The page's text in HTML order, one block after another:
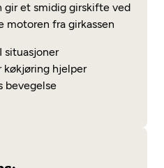
gir et smidig girskifte ved
motoren fra girkassen
I situasjoner
køkjøring hjelper
bevegelse